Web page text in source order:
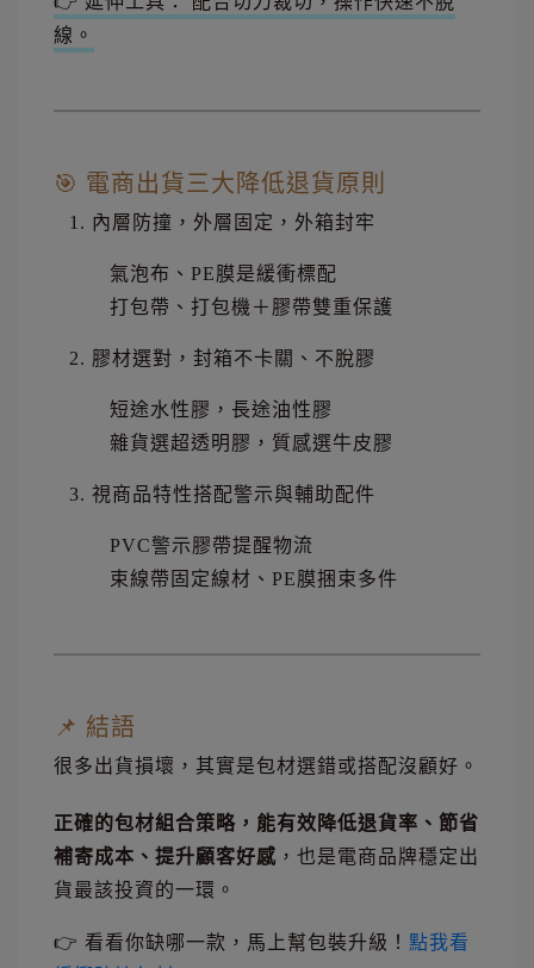
線。
🎯 電商出貨三大降低退貨原則
內層防撞，外層固定，外箱封牢
氣泡布、PE膜是緩衝標配
打包帶、打包機＋膠帶雙重保護
膠材選對，封箱不卡關、不脫膠
短途水性膠，長途油性膠
雜貨選超透明膠，質感選牛皮膠
視商品特性搭配警示與輔助配件
PVC警示膠帶提醒物流
束線帶固定線材、PE膜捆束多件
📌 結語
很多出貨損壞，其實是包材選錯或搭配沒顧好。
正確的包材組合策略，能有效降低退貨率、節省
補寄成本、提升顧客好感 ，也是電商品牌穩定出
貨最該投資的一環。
👉 看看你缺哪一款，馬上幫包裝升級！ 點我看